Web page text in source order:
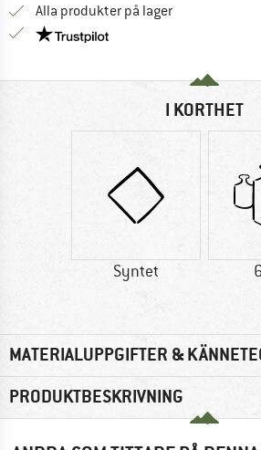
Alla produkter på lager
Trust Pilot-garanti - hitta
I KORTHET
Syntet
MATERIALUPPGIFTER &
PRODUKTBESKRIVNING